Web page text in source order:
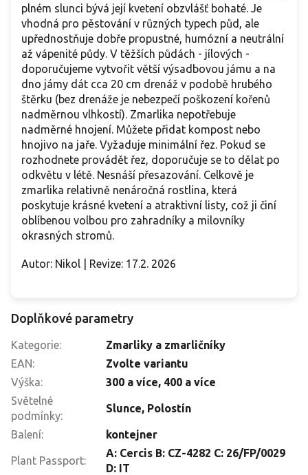
plném slunci bývá její kvetení obzvlášť bohaté. Je
vhodná pro pěstování v různých typech půd, ale
upřednostňuje dobře propustné, humózní a neutrální
až vápenité půdy. V těžších půdách - jílových -
doporučujeme vytvořit větší výsadbovou jámu a na
dno jámy dát cca 20 cm drenáž v podobě hrubého
štěrku (bez drenáže je nebezpečí poškození kořenů
nadměrnou vlhkostí). Zmarlika nepotřebuje
nadměrné hnojení. Můžete přidat kompost nebo
hnojivo na jaře. Vyžaduje minimální řez. Pokud se
rozhodnete provádět řez, doporučuje se to dělat po
odkvětu v létě. Nesnáší přesazování. Celkově je
zmarlika relativně nenáročná rostlina, která
poskytuje krásné kvetení a atraktivní listy, což ji činí
oblíbenou volbou pro zahradníky a milovníky
okrasných stromů.
Autor: Nikol | Revize: 17.2. 2026
Doplňkové parametry
Kategorie:
Zmarliky a zmarličníky
EAN:
Zvolte variantu
Výška: 300 a více, 400 a více
Světelné
podmínky:
Slunce, Polostín
Balení: kontejner
Plant Passport:
A: Cercis B: CZ-4282 C: 26/FP/0029
D: IT